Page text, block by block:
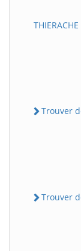
THIERACHE
Trouver
Trouver